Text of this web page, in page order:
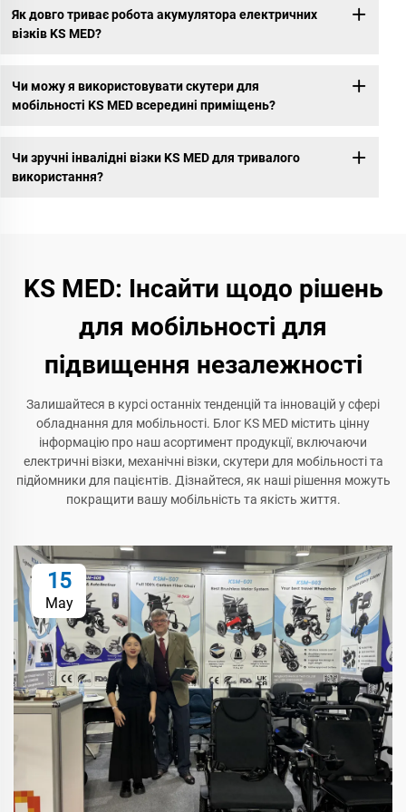
Як довго триває робота акумулятора електричних
візків KS MED?
Чи можу я використовувати скутери для
мобільності KS MED всередині приміщень?
Чи зручні інвалідні візки KS MED для тривалого
використання?
KS MED: Інсайти щодо рішень
для мобільності для
підвищення незалежності
Залишайтеся в курсі останніх тенденцій та інновацій у сфері
обладнання для мобільності. Блог KS MED містить цінну
інформацію про наш асортимент продукції, включаючи
електричні візки, механічні візки, скутери для мобільності та
підйомники для пацієнтів. Дізнайтеся, як наші рішення можуть
покращити вашу мобільність та якість життя.
15
May